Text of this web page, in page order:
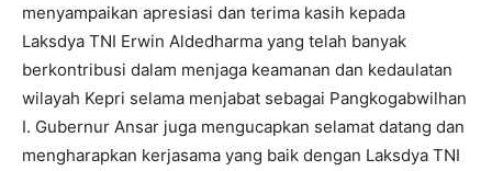
menyampaikan apresiasi dan terima kasih kepada
Laksdya TNI Erwin Aldedharma yang telah banyak
berkontribusi dalam menjaga keamanan dan kedaulatan
wilayah Kepri selama menjabat sebagai Pangkogabwilhan
I. Gubernur Ansar juga mengucapkan selamat datang dan
mengharapkan kerjasama yang baik dengan Laksdya TNI